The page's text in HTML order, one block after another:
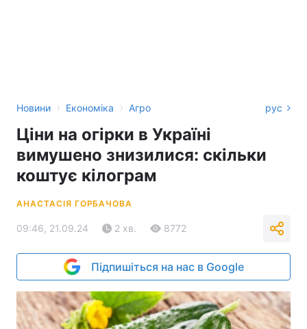
Новини › Економіка › Агро рус
Ціни на огірки в Україні
вимушено знизилися: скільки
коштує кілограм
АНАСТАСІЯ ГОРБАЧОВА
09:46, 21.09.24 2 хв. 8772
Підпишіться на нас в Google